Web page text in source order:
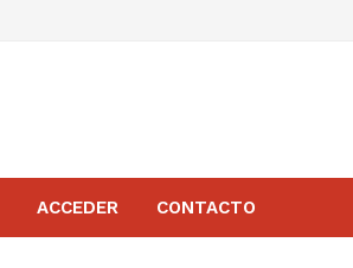
ACCEDER CONTACTO